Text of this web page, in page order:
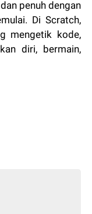
penuh dengan
Di Scratch,
mengetik kode,
diri, bermain,